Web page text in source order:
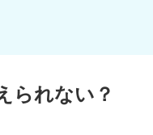
られない？